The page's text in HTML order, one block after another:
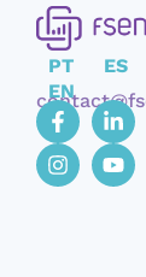
PT
ES
EN